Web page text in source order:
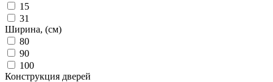
15
31
Ширина, (см)
80
90
100
Конструкция дверей